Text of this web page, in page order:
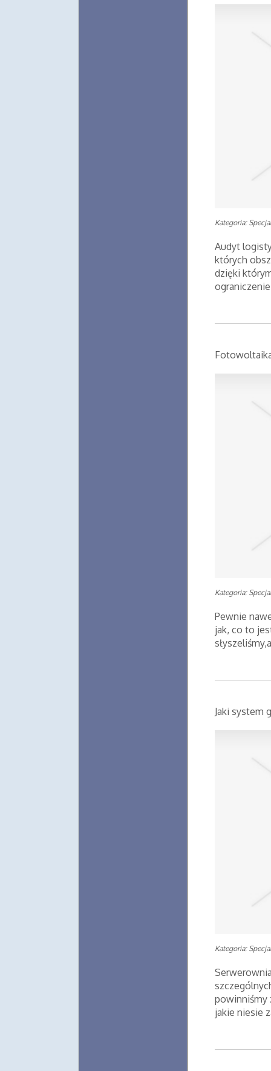
Kategoria:
Audyt
których
dzięki
Kategoria:
Pewnie
jak, co to
Jaki system
Kategoria:
powinniśmy
jakie niesie